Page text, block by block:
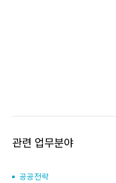
관련 업무분야
공공전략